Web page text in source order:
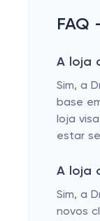
FAQ
A loja
Sim, a
base
loja
estar
A loja
Sim, a
novos